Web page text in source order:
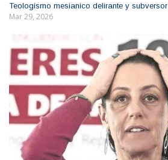
Teologismo mesianico delirante y subversor
Mar 29, 2026